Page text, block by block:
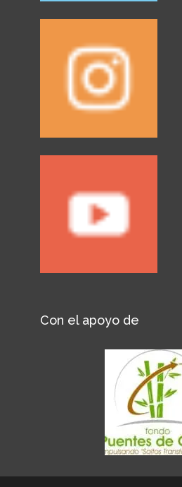
Con el apoyo de